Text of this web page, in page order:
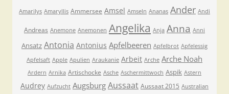
Amarilys Amaryllis Ammersee Amsel Amseln Ananas Ander Andi
Andreas Anemone Anemonen Angelika Anja Anna Anni
Ansatz Antonia Antonius Apfelbeeren Apfelbrot Apfelessig
Apfelsaft Apple Apulien Araukanie Arbeit Arche Arche Noah
Ardern Arnika Artischocke Asche Aschermittwoch Aspik Astern
Audrey Aufzucht Augsburg Aussaat Aussaat 2015 Australian